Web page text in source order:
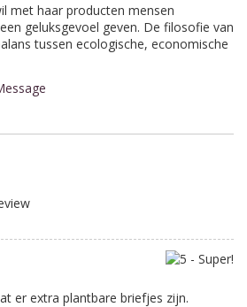
met haar producten mensen
geluksgevoel geven. De filosofie van
tussen ecologische, economische
er extra plantbare briefjes zijn.